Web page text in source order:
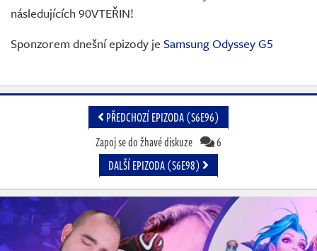
následujících 90VTEŘIN!
Sponzorem dnešní epizody je Samsung Odyssey G5
PŘEDCHOZÍ EPIZODA (S6E96)
Zapoj se do žhavé diskuze
6
DALŠÍ EPIZODA (S6E98)